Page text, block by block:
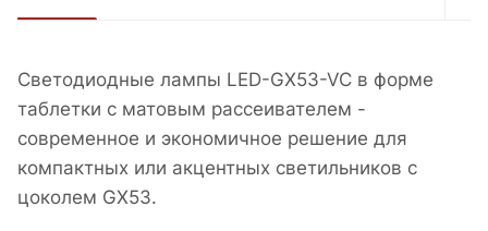
Светодиодные лампы LED-GX53-VC в форме
таблетки с матовым рассеивателем -
современное и экономичное решение для
компактных или акцентных светильников с
цоколем GX53.